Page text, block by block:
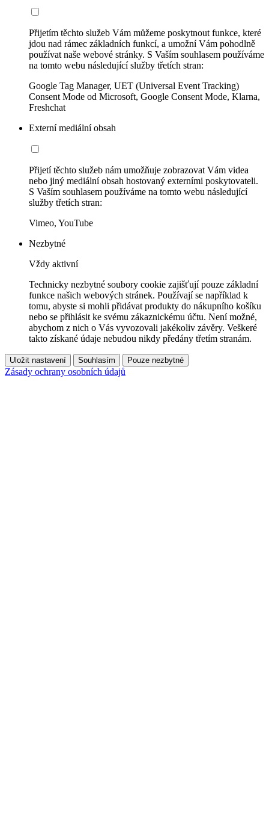
Přijetím těchto služeb Vám můžeme poskytnout funkce, které
jdou nad rámec základních funkcí, a umožní Vám pohodlně
používat naše webové stránky. S Vaším souhlasem používáme
na tomto webu následující služby třetích stran:
Google Tag Manager, UET (Universal Event Tracking)
Consent Mode od Microsoft, Google Consent Mode, Klarna,
Freshchat
Externí mediální obsah
Přijetí těchto služeb nám umožňuje zobrazovat Vám videa
nebo jiný mediální obsah hostovaný externími poskytovateli.
S Vaším souhlasem používáme na tomto webu následující
služby třetích stran:
Vimeo, YouTube
Nezbytné
Vždy aktivní
Technicky nezbytné soubory cookie zajišťují pouze základní
funkce našich webových stránek. Používají se například k
tomu, abyste si mohli přidávat produkty do nákupního košíku
nebo se přihlásit ke svému zákaznickému účtu. Není možné,
abychom z nich o Vás vyvozovali jakékoliv závěry. Veškeré
takto získané údaje nebudou nikdy předány třetím stranám.
Uložit nastavení Souhlasím Pouze nezbytné
Zásady ochrany osobních údajů